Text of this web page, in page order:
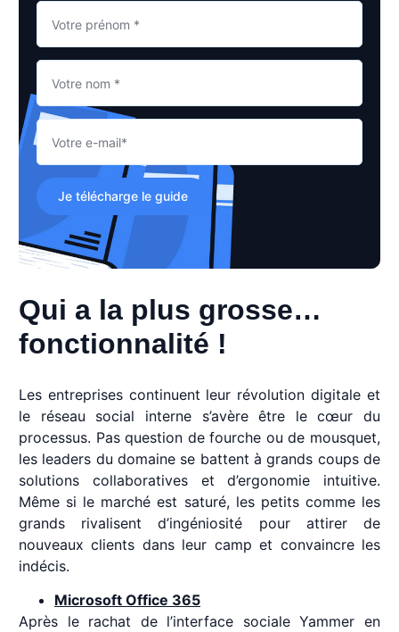
Je télécharge le guide
Qui a la plus grosse…
fonctionnalité !
Les entreprises continuent leur révolution digitale et
le réseau social interne s’avère être le cœur du
processus. Pas question de fourche ou de mousquet,
les leaders du domaine se battent à grands coups de
solutions collaboratives et d’ergonomie intuitive.
Même si le marché est saturé, les petits comme les
grands rivalisent d’ingéniosité pour attirer de
nouveaux clients dans leur camp et convaincre les
indécis.
Microsoft Office 365
Après le rachat de l’interface sociale Yammer en